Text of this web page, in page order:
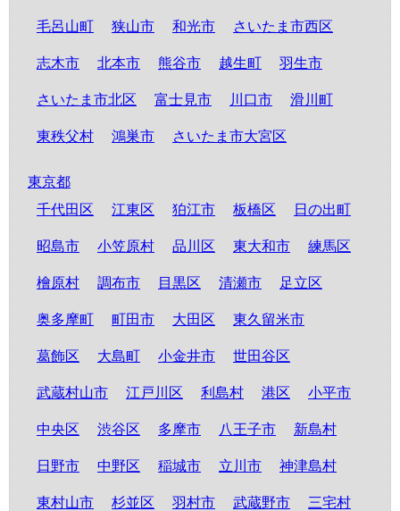
毛呂山町 狭山市 和光市 さいたま市西区
志木市 北本市 熊谷市 越生町 羽生市
さいたま市北区 富士見市 川口市 滑川町
東秩父村 鴻巣市 さいたま市大宮区
東京都
千代田区
江東区 狛江市 板橋区 日の出町
昭島市 小笠原村 品川区 東大和市 練馬区
檜原村 調布市 目黒区 清瀬市 足立区
奥多摩町 町田市 大田区 東久留米市
葛飾区 大島町 小金井市 世田谷区
武蔵村山市 江戸川区 利島村 港区 小平市
中央区 渋谷区 多摩市 八王子市 新島村
日野市 中野区 稲城市 立川市 神津島村
東村山市 杉並区 羽村市 武蔵野市 三宅村